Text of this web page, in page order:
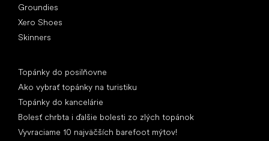
Groundies
Xero Shoes
Skinners
Topánky do posilňovne
Ako vybrať topánky na turistiku
Topánky do kancelárie
Bolesť chrbta i ďalšie bolesti zo zlých topánok
Vyvraciame 10 najväčších barefoot mýtov!